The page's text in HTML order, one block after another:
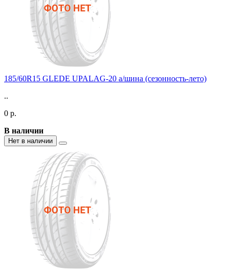
185/60R15 GLEDE UPALAG-20 а/шина (сезонность-лето)
..
0 р.
В наличии
Нет в наличии